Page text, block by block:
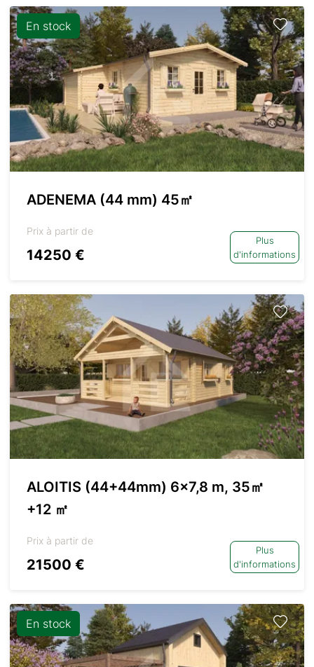
En stock
ADENEMA (44 mm) 45㎡
Prix à partir de
14250 €
Plus
d'informations
ALOITIS (44+44mm) 6×7,8 m, 35㎡
+12 ㎡
Prix à partir de
21500 €
Plus
d'informations
En stock